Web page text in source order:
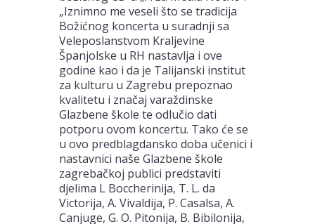
„Iznimno me veseli što se tradicija
Božićnog koncerta u suradnji sa
Veleposlanstvom Kraljevine
Španjolske u RH nastavlja i ove
godine kao i da je Talijanski institut
za kulturu u Zagrebu prepoznao
kvalitetu i značaj varaždinske
Glazbene škole te odlučio dati
potporu ovom koncertu. Tako će se
u ovo predblagdansko doba učenici i
nastavnici naše Glazbene škole
zagrebačkoj publici predstaviti
djelima L Boccherinija, T. L. da
Victorija, A. Vivaldija, P. Casalsa, A.
Canjuge, G. O. Pitonija, B. Bibilonija,